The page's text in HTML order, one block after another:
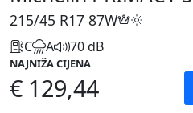
215/45 R17 87W
C A 70 dB
NAJNIŽA CIJENA
€ 129,44